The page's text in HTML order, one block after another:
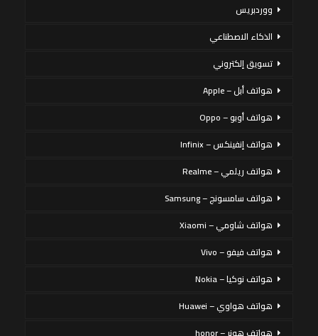
ووردبريس
الذكاء الاصطناعي
تسويق إلكتروني
هواتف أبل – Apple
هواتف أوبو – Oppo
هواتف إنفينكس – Infinix
هواتف ريلمي – Realme
هواتف سامسونج – Samsung
هواتف شاومي – Xiaomi
هواتف فيفو – Vivo
هواتف نوكيا – Nokia
هواتف هواوي – Huawei
هواتف هونر – honor